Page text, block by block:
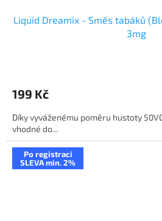
Liquid Dreamix - Směs tabáků
3mg
199 Kč
Díky vyváženému poměru hustoty
vhodné do...
Po registraci
SLEVA min. 2%